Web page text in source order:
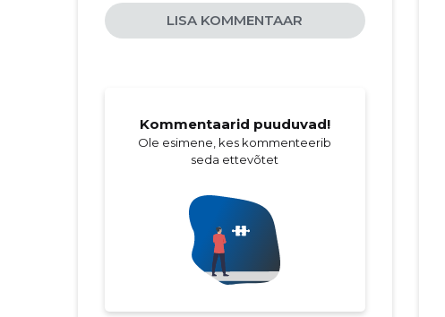
LISA KOMMENTAAR
Kommentaarid puuduvad!
Ole esimene, kes kommenteerib
seda ettevõtet